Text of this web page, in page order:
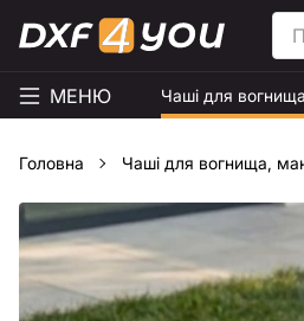
МЕНЮ Чаші для
Головна Чаші для вогнища,